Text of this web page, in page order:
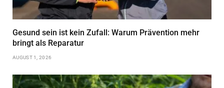
Gesund sein ist kein Zufall: Warum Prävention mehr
bringt als Reparatur
AUGUST 1, 2026